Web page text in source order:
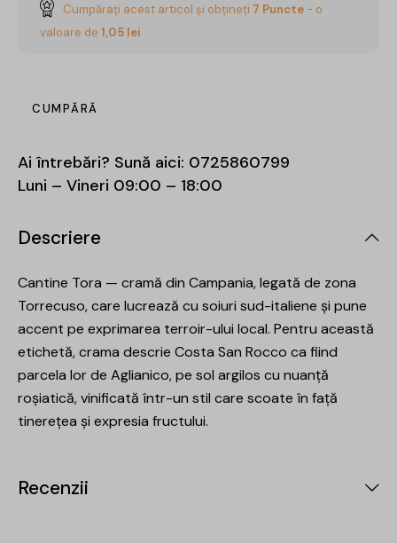
Cumpărați acest articol și obțineți 7 Puncte - o
valoare de 1,05 lei
CUMPĂRĂ
Ai întrebări? Sună aici: 0725860799
Luni – Vineri 09:00 – 18:00
Descriere
Cantine Tora — cramă din Campania, legată de zona
Torrecuso, care lucrează cu soiuri sud-italiene și pune
accent pe exprimarea terroir-ului local. Pentru această
etichetă, crama descrie Costa San Rocco ca fiind
parcela lor de Aglianico, pe sol argilos cu nuanță
roșiatică, vinificată într-un stil care scoate în față
tinerețea și expresia fructului.
Recenzii